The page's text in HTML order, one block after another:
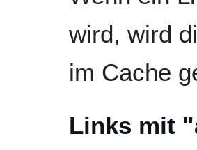
wird, wird
im Cache
Links mit